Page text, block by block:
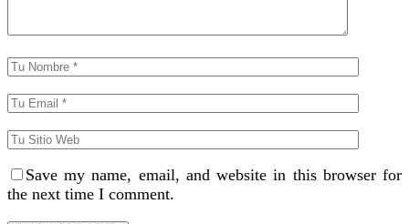
Save my name, email, and website in this browser for
the next time I comment.